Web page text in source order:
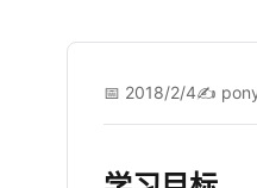
📅 2018/2/4✍️